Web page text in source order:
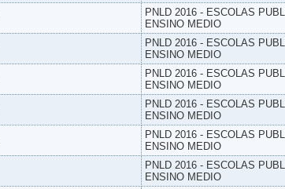
PNLD 2016 - ESCOLAS
ENSINO MEDIO
PNLD 2016 - ESCOLAS
ENSINO MEDIO
PNLD 2016 - ESCOLAS
ENSINO MEDIO
PNLD 2016 - ESCOLAS
ENSINO MEDIO
PNLD 2016 - ESCOLAS
ENSINO MEDIO
PNLD 2016 - ESCOLAS
ENSINO MEDIO